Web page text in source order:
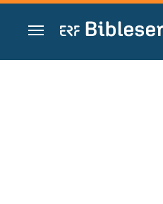
Преминете към съдържанието